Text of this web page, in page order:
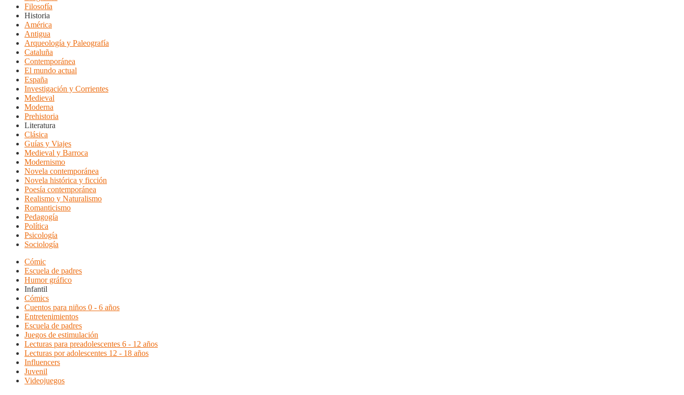
Filosofía
Historia
América
Antigua
Arqueología y Paleografía
Cataluña
Contemporánea
El mundo actual
España
Investigación y Corrientes
Medieval
Moderna
Prehistoria
Literatura
Clásica
Guías y Viajes
Medieval y Barroca
Modernismo
Novela contemporánea
Novela histórica y ficción
Poesía contemporánea
Realismo y Naturalismo
Romanticismo
Pedagogía
Política
Psicología
Sociología
Cómic
Escuela de padres
Humor gráfico
Infantil
Cómics
Cuentos para niños 0 - 6 años
Entretenimientos
Escuela de padres
Juegos de estimulación
Lecturas para preadolescentes 6 - 12 años
Lecturas por adolescentes 12 - 18 años
Influencers
Juvenil
Videojuegos